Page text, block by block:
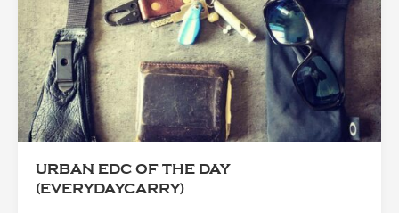
URBAN EDC OF THE DAY
(EVERYDAYCARRY)